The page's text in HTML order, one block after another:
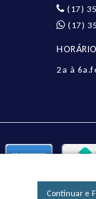
(17)
(17)
2a à
Continuar e